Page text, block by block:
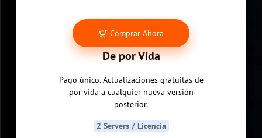
Comprar Ahora
De por Vida
Pago único. Actualizaciones gratuitas de
por vida a cualquier nueva versión
posterior.
2 Servers / Licencia